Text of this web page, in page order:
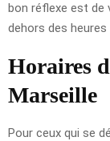
bon réflexe est de
dehors des heures
Horaires
Marseille
Pour ceux qui se